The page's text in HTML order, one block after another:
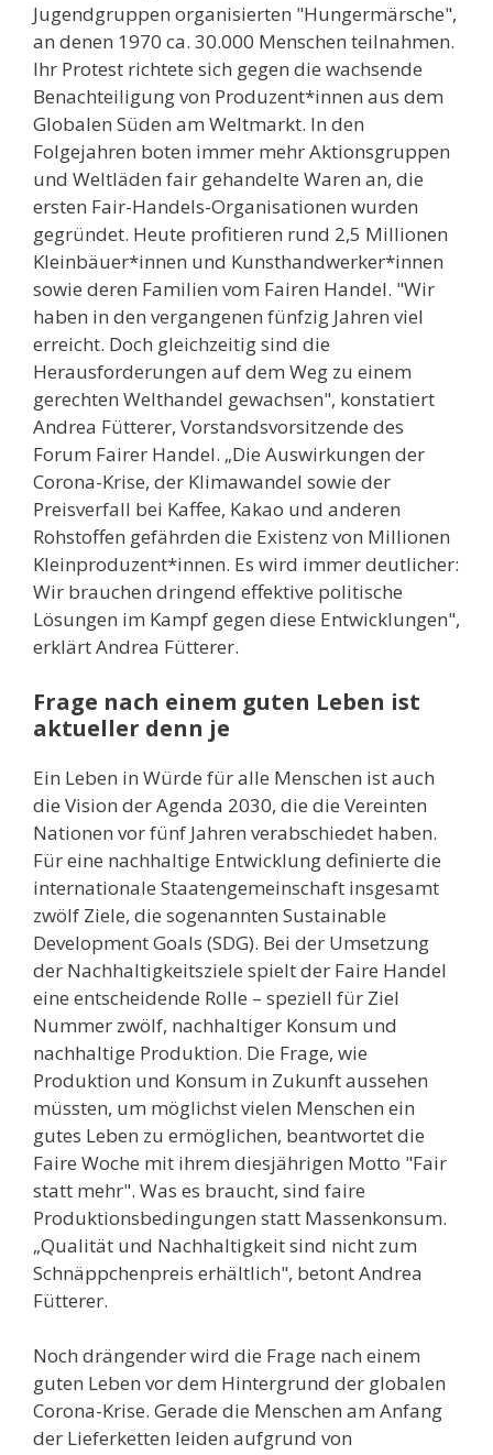
Jugendgruppen organisierten "Hungermärsche",
an denen 1970 ca. 30.000 Menschen teilnahmen.
Ihr Protest richtete sich gegen die wachsende
Benachteiligung von Produzent*innen aus dem
Globalen Süden am Weltmarkt. In den
Folgejahren boten immer mehr Aktionsgruppen
und Weltläden fair gehandelte Waren an, die
ersten Fair-Handels-Organisationen wurden
gegründet. Heute profitieren rund 2,5 Millionen
Kleinbäuer*innen und Kunsthandwerker*innen
sowie deren Familien vom Fairen Handel. "Wir
haben in den vergangenen fünfzig Jahren viel
erreicht. Doch gleichzeitig sind die
Herausforderungen auf dem Weg zu einem
gerechten Welthandel gewachsen", konstatiert
Andrea Fütterer, Vorstandsvorsitzende des
Forum Fairer Handel. „Die Auswirkungen der
Corona-Krise, der Klimawandel sowie der
Preisverfall bei Kaffee, Kakao und anderen
Rohstoffen gefährden die Existenz von Millionen
Kleinproduzent*innen. Es wird immer deutlicher:
Wir brauchen dringend effektive politische
Lösungen im Kampf gegen diese Entwicklungen",
erklärt Andrea Fütterer.
Frage nach einem guten Leben ist
aktueller denn je
Ein Leben in Würde für alle Menschen ist auch
die Vision der Agenda 2030, die die Vereinten
Nationen vor fünf Jahren verabschiedet haben.
Für eine nachhaltige Entwicklung definierte die
internationale Staatengemeinschaft insgesamt
zwölf Ziele, die sogenannten Sustainable
Development Goals (SDG). Bei der Umsetzung
der Nachhaltigkeitsziele spielt der Faire Handel
eine entscheidende Rolle – speziell für Ziel
Nummer zwölf, nachhaltiger Konsum und
nachhaltige Produktion. Die Frage, wie
Produktion und Konsum in Zukunft aussehen
müssten, um möglichst vielen Menschen ein
gutes Leben zu ermöglichen, beantwortet die
Faire Woche mit ihrem diesjährigen Motto "Fair
statt mehr". Was es braucht, sind faire
Produktionsbedingungen statt Massenkonsum.
„Qualität und Nachhaltigkeit sind nicht zum
Schnäppchenpreis erhältlich", betont Andrea
Fütterer.
Noch drängender wird die Frage nach einem
guten Leben vor dem Hintergrund der globalen
Corona-Krise. Gerade die Menschen am Anfang
der Lieferketten leiden aufgrund von